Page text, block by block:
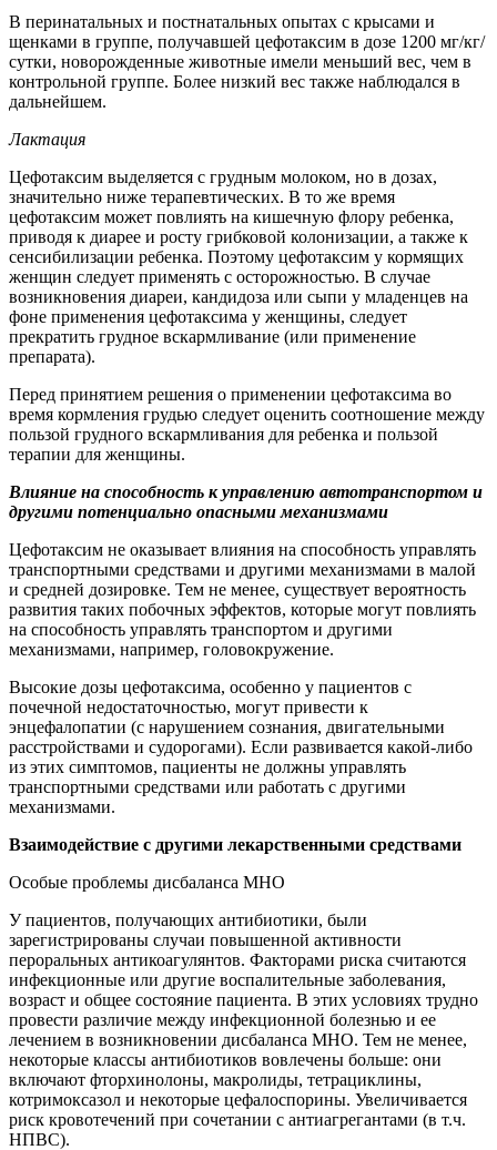
В перинатальных и постнатальных опытах с крысами и
щенками в группе, получавшей цефотаксим в дозе 1200 мг/кг/
сутки, новорожденные животные имели меньший вес, чем в
контрольной группе. Более низкий вес также наблюдался в
дальнейшем.
Лактация
Цефотаксим выделяется с грудным молоком, но в дозах,
значительно ниже терапевтических. В то же время
цефотаксим может повлиять на кишечную флору ребенка,
приводя к диарее и росту грибковой колонизации, а также к
сенсибилизации ребенка. Поэтому цефотаксим у кормящих
женщин следует применять с осторожностью. В случае
возникновения диареи, кандидоза или сыпи у младенцев на
фоне применения цефотаксима у женщины, следует
прекратить грудное вскармливание (или применение
препарата).
Перед принятием решения о применении цефотаксима во
время кормления грудью следует оценить соотношение между
пользой грудного вскармливания для ребенка и пользой
терапии для женщины.
Влияние на способность к управлению автотранспортом и
другими потенциально опасными механизмами
Цефотаксим не оказывает влияния на способность управлять
транспортными средствами и другими механизмами в малой
и средней дозировке. Тем не менее, существует вероятность
развития таких побочных эффектов, которые могут повлиять
на способность управлять транспортом и другими
механизмами, например, головокружение.
Высокие дозы цефотаксима, особенно у пациентов с
почечной недостаточностью, могут привести к
энцефалопатии (с нарушением сознания, двигательными
расстройствами и судорогами). Если развивается какой-либо
из этих симптомов, пациенты не должны управлять
транспортными средствами или работать с другими
механизмами.
Взаимодействие с другими лекарственными средствами
Особые проблемы дисбаланса МНО
У пациентов, получающих антибиотики, были
зарегистрированы случаи повышенной активности
пероральных антикоагулянтов. Факторами риска считаются
инфекционные или другие воспалительные заболевания,
возраст и общее состояние пациента. В этих условиях трудно
провести различие между инфекционной болезнью и ее
лечением в возникновении дисбаланса МНО. Тем не менее,
некоторые классы антибиотиков вовлечены больше: они
включают фторхинолоны, макролиды, тетрациклины,
котримоксазол и некоторые цефалоспорины. Увеличивается
риск кровотечений при сочетании с антиагрегантами (в т.ч.
НПВС).